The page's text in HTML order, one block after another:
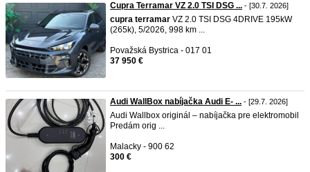
Cupra Terramar VZ 2.0 TSI DSG ... - [30.7. 2026]
cupra terramar VZ 2.0 TSI DSG 4DRIVE 195kW
(265k), 5/2026, 998 km ...
Považská Bystrica - 017 01
37 950 €
Audi WallBox nabíjačka Audi E- ... - [29.7. 2026]
Audi Wallbox originál – nabíjačka pre elektromobil
Predám orig ...
Malacky - 900 62
300 €